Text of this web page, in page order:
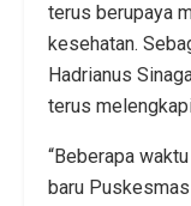
terus berupaya
kesehatan.
Hadrianus
terus
“Beberapa
baru